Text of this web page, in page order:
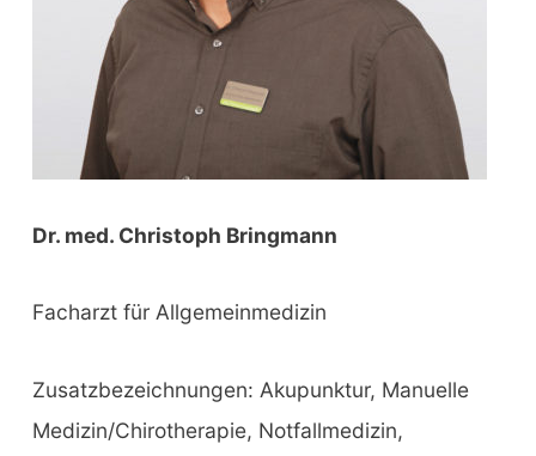
Dr. med. Christoph Bringmann
Facharzt für Allgemeinmedizin
Zusatzbezeichnungen: Akupunktur, Manuelle
Medizin/Chirotherapie, Notfallmedizin,